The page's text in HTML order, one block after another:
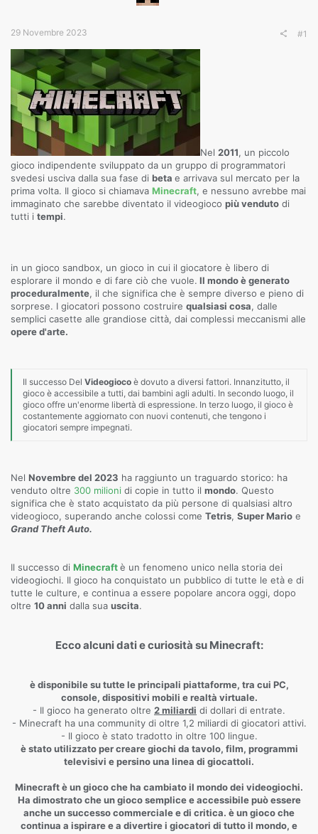
29 Novembre 2023 #1
Nel 2011, un piccolo
gioco indipendente sviluppato da un gruppo di programmatori
svedesi usciva dalla sua fase di beta e arrivava sul mercato per la
prima volta. Il gioco si chiamava Minecraft, e nessuno avrebbe mai
immaginato che sarebbe diventato il videogioco più venduto di
tutti i tempi.
in un gioco sandbox, un gioco in cui il giocatore è libero di
esplorare il mondo e di fare ciò che vuole. Il mondo è generato
proceduralmente, il che significa che è sempre diverso e pieno di
sorprese. I giocatori possono costruire qualsiasi cosa, dalle
semplici casette alle grandiose città, dai complessi meccanismi alle
opere d'arte.
Il successo Del Videogioco è dovuto a diversi fattori. Innanzitutto, il
gioco è accessibile a tutti, dai bambini agli adulti. In secondo luogo, il
gioco offre un'enorme libertà di espressione. In terzo luogo, il gioco è
costantemente aggiornato con nuovi contenuti, che tengono i
giocatori sempre impegnati.
Nel Novembre del 2023 ha raggiunto un traguardo storico: ha
venduto oltre 300 milioni di copie in tutto il mondo. Questo
significa che è stato acquistato da più persone di qualsiasi altro
videogioco, superando anche colossi come Tetris, Super Mario e
Grand Theft Auto.
Il successo di Minecraftè un fenomeno unico nella storia dei
videogiochi. Il gioco ha conquistato un pubblico di tutte le età e di
tutte le culture, e continua a essere popolare ancora oggi, dopo
oltre 10 anni dalla sua uscita.
Ecco alcuni dati e curiosità su Minecraft:
è disponibile su tutte le principali piattaforme, tra cui PC,
console, dispositivi mobili e realtà virtuale.
- Il gioco ha generato oltre 2 miliardi di dollari di entrate.
- Minecraft ha una community di oltre 1,2 miliardi di giocatori attivi.
- Il gioco è stato tradotto in oltre 100 lingue.
è stato utilizzato per creare giochi da tavolo, film, programmi
televisivi e persino una linea di giocattoli.
Minecraft è un gioco che ha cambiato il mondo dei videogiochi.
Ha dimostrato che un gioco semplice e accessibile può essere
anche un successo commerciale e di critica. è un gioco che
continua a ispirare e a divertire i giocatori di tutto il mondo, e